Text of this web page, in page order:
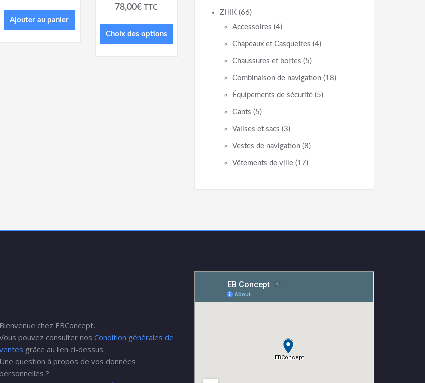
Ajouter au panier
78,00€ TTC
Choix des options
ZHIK (66)
Accessoires (4)
Chapeaux et Casquettes (4)
Chaussures et bottes (5)
Combinaison de navigation (18)
Équipements de sécurité (5)
Gants (5)
Valises et sacs (3)
Vestes de navigation (8)
Vêtements de ville (17)
Bienvenue chez EBConcept,
Vous pouvez consulter nos Condition générales de
ventes grâce au lien ci-dessus.
Une question à propos de vos données
personnelles ?